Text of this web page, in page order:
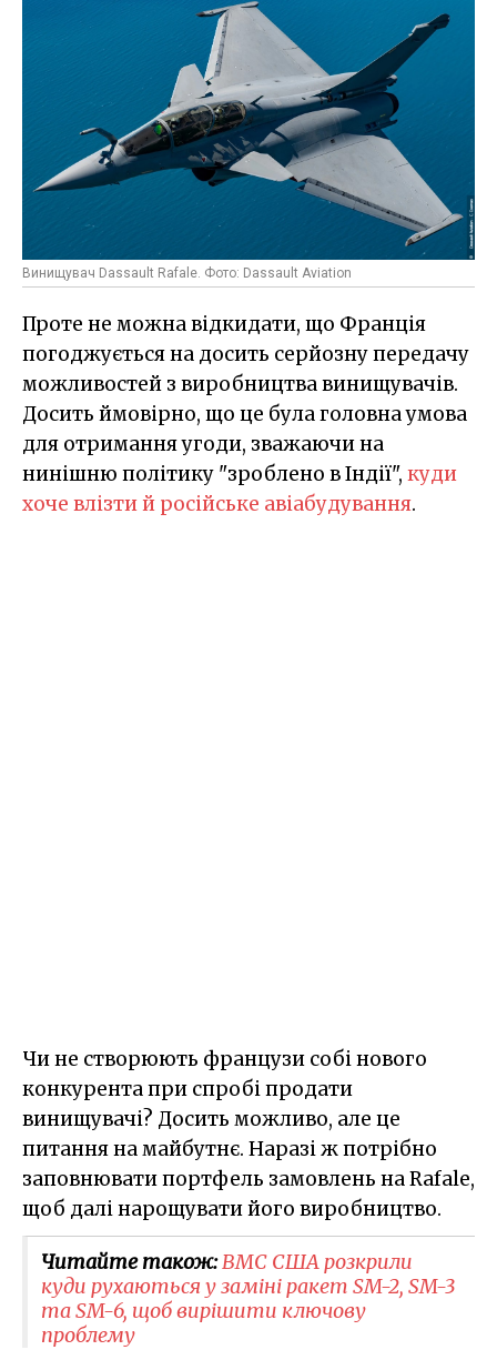
Винищувач Dassault Rafale. Фото: Dassault Aviation
Проте не можна відкидати, що Франція
погоджується на досить серйозну передачу
можливостей з виробництва винищувачів.
Досить ймовірно, що це була головна умова
для отримання угоди, зважаючи на
нинішню політику "зроблено в Індії", куди
хоче влізти й російське авіабудування.
Чи не створюють французи собі нового
конкурента при спробі продати
винищувачі? Досить можливо, але це
питання на майбутнє. Наразі ж потрібно
заповнювати портфель замовлень на Rafale,
щоб далі нарощувати його виробництво.
Читайте також:ВМС США розкрили
куди рухаються у заміні ракет SM-2, SM-3
та SM-6, щоб вирішити ключову
проблему